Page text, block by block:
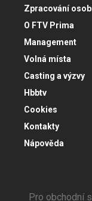
Zpracování
O FTV Prima
Management
Volná místa
Casting a výzvy
Hbbtv
Cookies
Kontakty
Nápověda
Pro obchodní